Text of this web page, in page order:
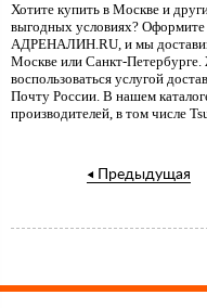
Хотите купить в Москве и
выгодных условиях? Оформите
АДРЕНАЛИН.RU, и мы
Москве или Санкт-
воспользоваться услугой
Почту России. В нашем
производителей, в том числе
Предыдущая